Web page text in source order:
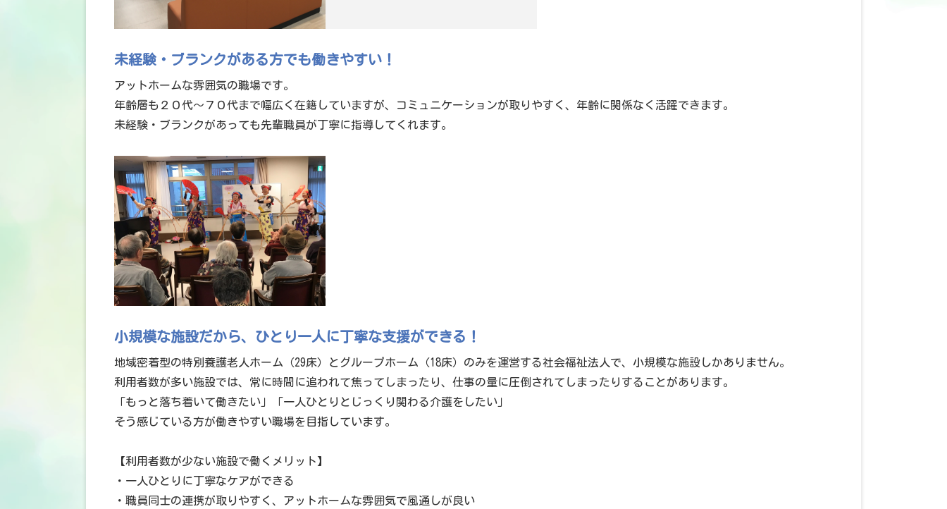
未経験・ブランクがある方でも働きやすい！
アットホームな雰囲気の職場です。
年齢層も２０代～７０代まで幅広く在籍していますが、コミュニケーションが取りやすく、年齢に関係なく活躍できます。
未経験・ブランクがあっても先輩職員が丁寧に指導してくれます。
小規模な施設だから、ひとり一人に丁寧な支援ができる！
地域密着型の特別養護老人ホーム（29床）とグループホーム（18床）のみを運営する社会福祉法人で、小規模な施設しかありません。
利用者数が多い施設では、常に時間に追われて焦ってしまったり、仕事の量に圧倒されてしまったりすることがあります。
「もっと落ち着いて働きたい」「一人ひとりとじっくり関わる介護をしたい」
そう感じている方が働きやすい職場を目指しています。
【利用者数が少ない施設で働くメリット】
・一人ひとりに丁寧なケアができる
・職員同士の連携が取りやすく、アットホームな雰囲気で風通しが良い